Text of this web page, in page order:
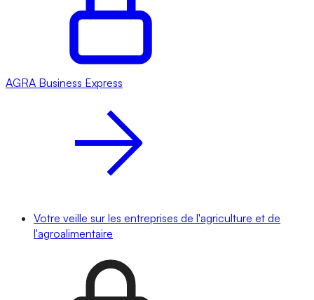
AGRA Business Express
Votre veille sur les entreprises de l'agriculture et de
l'agroalimentaire